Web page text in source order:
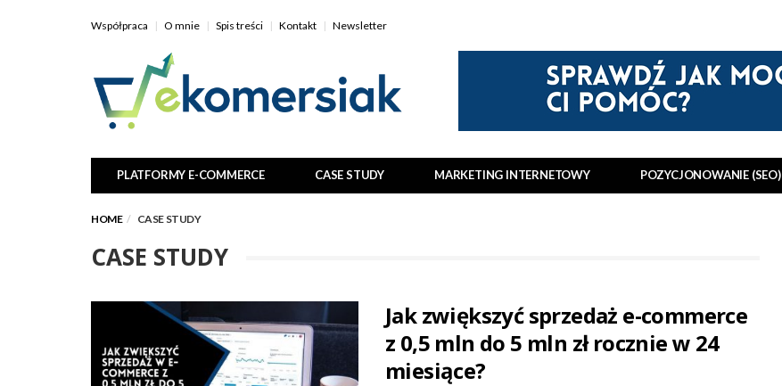
Współpraca O mnie Spis treści Kontakt Newsletter
PLATFORMY E-COMMERCE CASE STUDY MARKETING INTERNETOWY POZYCJONOWANIE (SEO)
HOME CASE STUDY
CASE STUDY
Jak zwiększyć sprzedaż e-commerce
z 0,5 mln do 5 mln zł rocznie w 24
miesiące?